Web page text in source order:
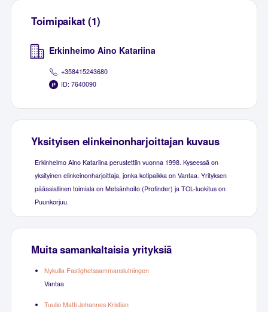
Toimipaikat (1)
Erkinheimo Aino Katariina
+358415243680
ID: 7640090
Yksityisen elinkeinonharjoittajan kuvaus
Erkinheimo Aino Katariina perustettiin vuonna 1998. Kyseessä on
yksityinen elinkeinonharjoittaja, jonka kotipaikka on Vantaa. Yrityksen
pääasiallinen toimiala on Metsänhoito (Profinder) ja TOL-luokitus on
Puunkorjuu.
Muita samankaltaisia yrityksiä
Nykulla Fastighetssammanslutningen
Vantaa
Tuulio Matti Johannes Kristian